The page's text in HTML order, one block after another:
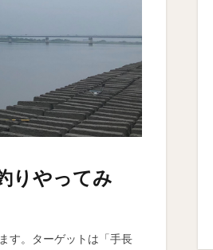
りやってみ
す。ターゲットは「手長